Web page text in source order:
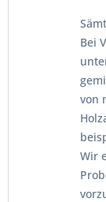
Bei
von
Wir